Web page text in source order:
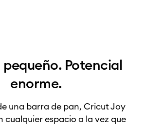
Potencial
enorme.
una barra de pan, Cricut Joy
cualquier espacio a la vez que